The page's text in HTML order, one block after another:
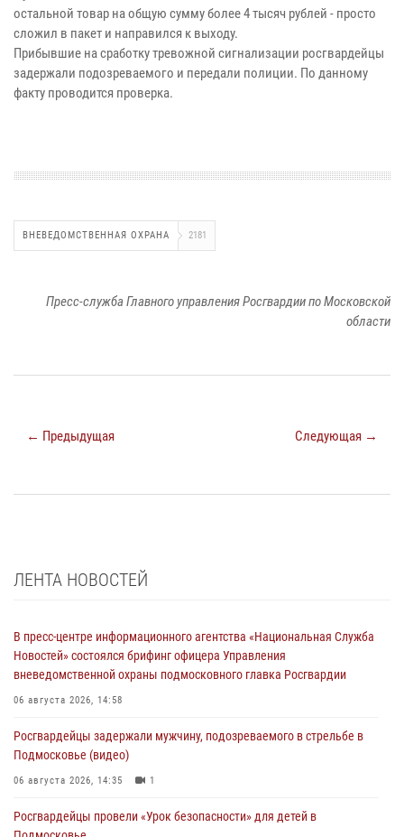
остальной товар на общую сумму более 4 тысяч рублей - просто
сложил в пакет и направился к выходу.
Прибывшие на сработку тревожной сигнализации росгвардейцы
задержали подозреваемого и передали полиции. По данному
факту проводится проверка.
ВНЕВЕДОМСТВЕННАЯ ОХРАНА 2181
Пресс-служба Главного управления Росгвардии по Московской
области
← Предыдущая Следующая →
ЛЕНТА НОВОСТЕЙ
В пресс-центре информационного агентства «Национальная Служба
Новостей» состоялся брифинг офицера Управления
вневедомственной охраны подмосковного главка Росгвардии
06 августа 2026, 14:58
Росгвардейцы задержали мужчину, подозреваемого в стрельбе в
Подмосковье (видео)
06 августа 2026, 14:35 1
Росгвардейцы провели «Урок безопасности» для детей в